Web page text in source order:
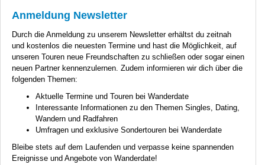
Anmeldung Newsletter
Durch die Anmeldung zu unserem Newsletter erhältst du zeitnah
und kostenlos die neuesten Termine und hast die Möglichkeit, auf
unseren Touren neue Freundschaften zu schließen oder sogar einen
neuen Partner kennenzulernen. Zudem informieren wir dich über die
folgenden Themen:
Aktuelle Termine und Touren bei Wanderdate
Interessante Informationen zu den Themen Singles, Dating,
Wandern und Radfahren
Umfragen und exklusive Sondertouren bei Wanderdate
Bleibe stets auf dem Laufenden und verpasse keine spannenden
Ereignisse und Angebote von Wanderdate!